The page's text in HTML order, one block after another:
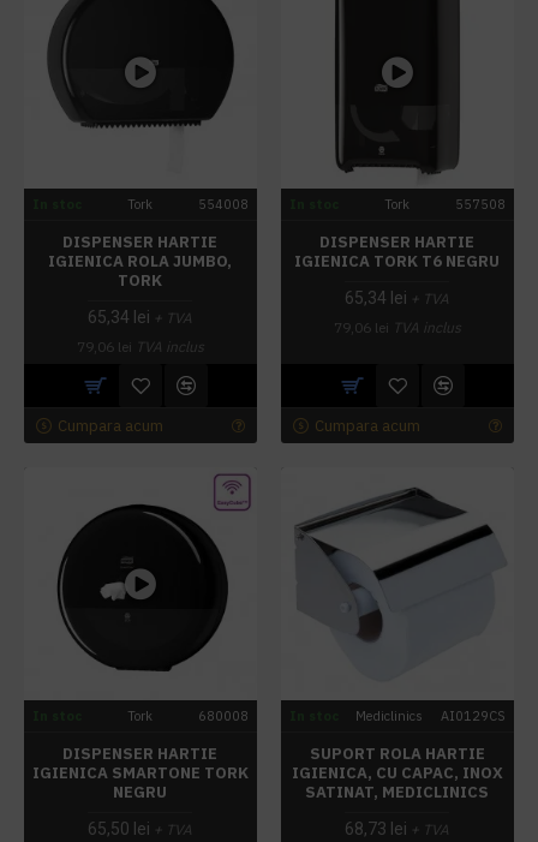
Tork 554008
DISPENSER HARTIE
IGIENICA ROLA JUMBO,
TORK
65,34 lei + TVA
79,06 lei TVA inclus
Cumpara acum
Tork 557508
DISPENSER HARTIE
IGIENICA TORK T6 NEGRU
65,34 lei + TVA
79,06 lei TVA inclus
Cumpara acum
Tork 680008
DISPENSER HARTIE
IGIENICA SMARTONE TORK
NEGRU
65,50 lei + TVA
Mediclinics AI0129CS
SUPORT ROLA HARTIE
IGIENICA, CU CAPAC, INOX
SATINAT, MEDICLINICS
68,73 lei + TVA